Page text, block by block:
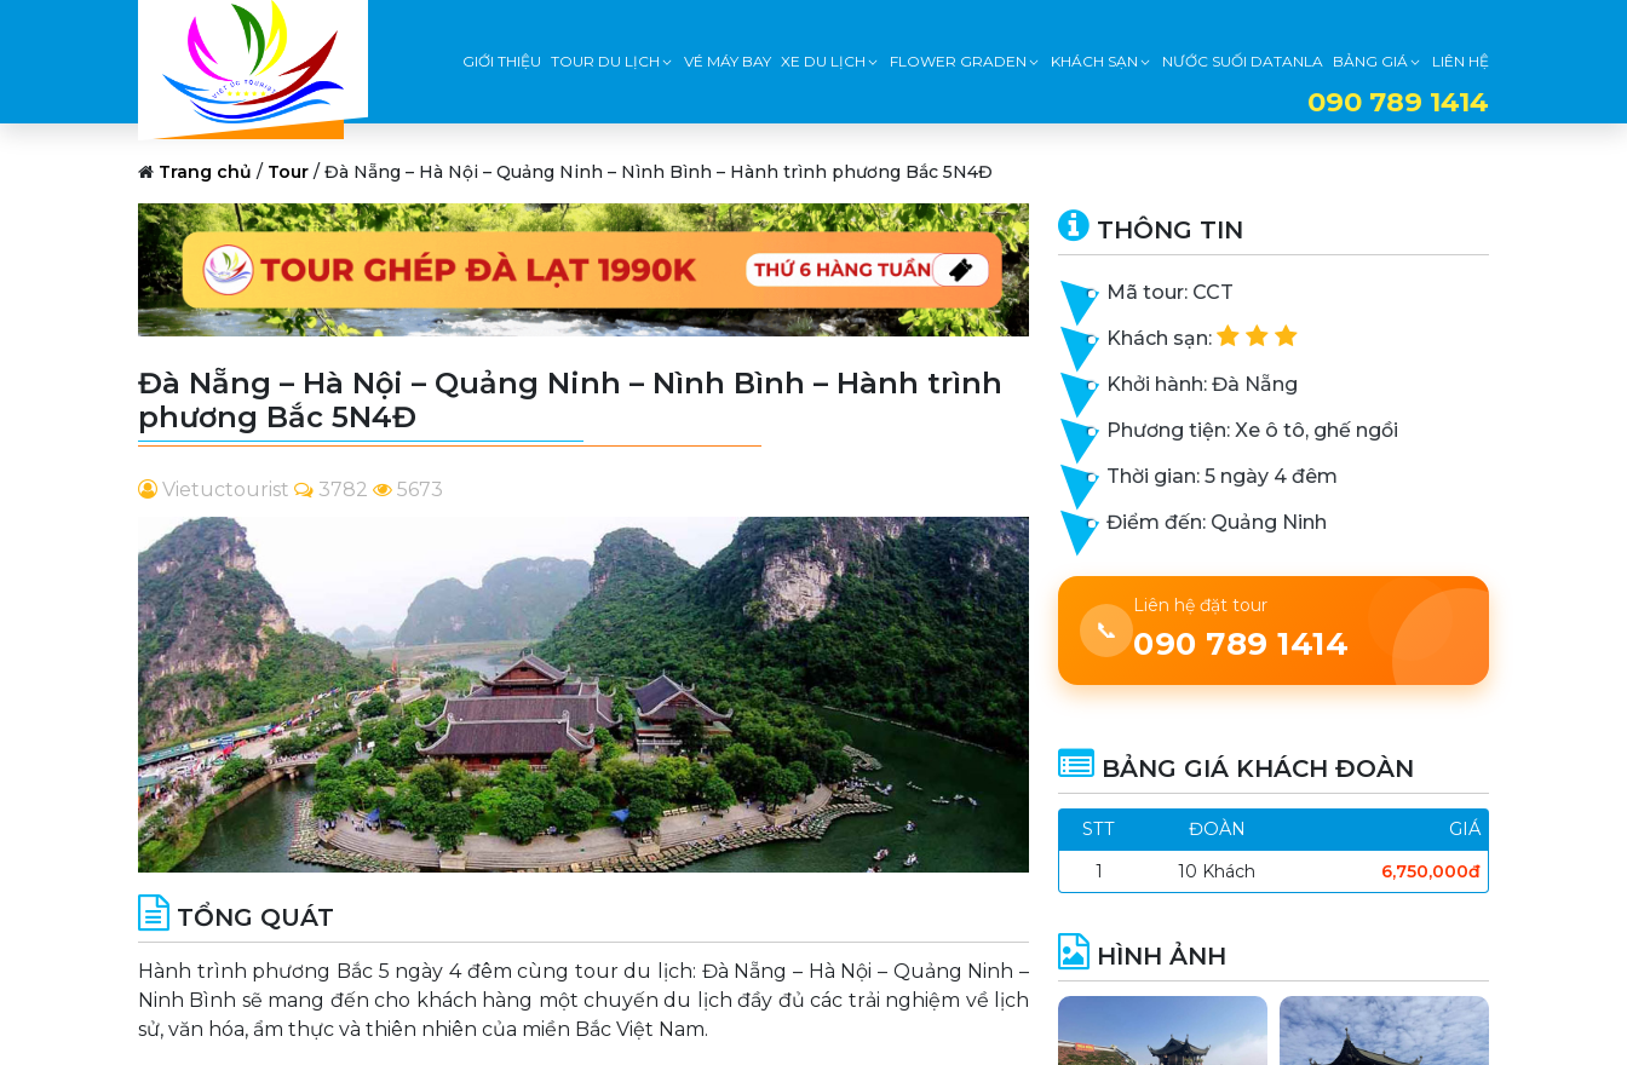
GIỚI THIỆU TOUR DU LỊCH VÉ MÁY BAY XE DU LỊCH FLOWER GRADEN KHÁCH SẠN NƯỚC SUỐI DATANLA BẢNG GIÁ LIÊN HỆ
090 789 1414
Trang chủ / Tour / Đà Nẵng – Hà Nội – Quảng Ninh – Nình Bình – Hành trình phương Bắc 5N4Đ
Đà Nẵng – Hà Nội – Quảng Ninh – Nình Bình – Hành trình
phương Bắc 5N4Đ
Vietuctourist 3782 5673
TỔNG QUÁT
Hành trình phương Bắc 5 ngày 4 đêm cùng tour du lịch: Đà Nẵng – Hà Nội – Quảng Ninh –
Ninh Bình sẽ mang đến cho khách hàng một chuyến du lịch đầy đủ các trải nghiệm về lịch
sử, văn hóa, ẩm thực và thiên nhiên của miền Bắc Việt Nam.
THÔNG TIN
Mã tour: CCT
Khách sạn:
Khởi hành: Đà Nẵng
Phương tiện: Xe ô tô, ghế ngồi
Thời gian: 5 ngày 4 đêm
Điểm đến: Quảng Ninh
📞
Liên hệ đặt tour
090 789 1414
BẢNG GIÁ KHÁCH ĐOÀN
STT ĐOÀN
GIÁ
1
10 Khách 6,750,000đ
HÌNH ẢNH